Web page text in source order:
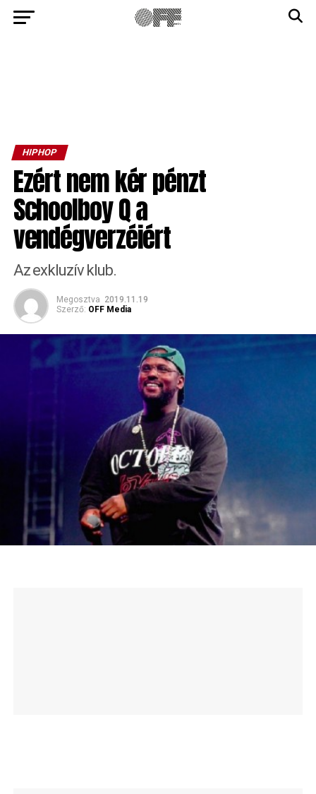
HIPHOP
Ezért nem kér pénzt
Schoolboy Q a
vendégverzéiért
Az exkluzív klub.
Megosztva 2019.11.19
Szerző: OFF Media